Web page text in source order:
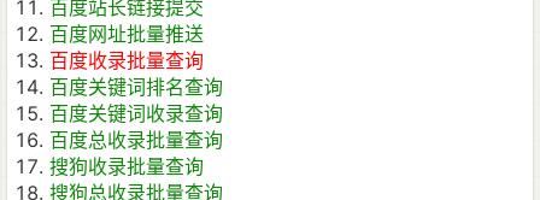
百度站长链接提交
百度网址批量推送
百度收录批量查询
百度关键词排名查询
百度关键词收录查询
百度总收录批量查询
搜狗收录批量查询
搜狗总收录批量查询